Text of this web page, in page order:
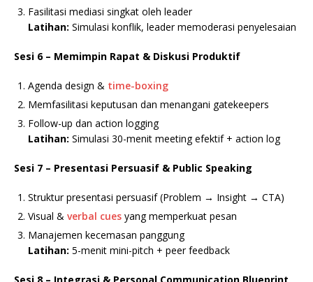
Fasilitasi mediasi singkat oleh leader
Latihan: Simulasi konflik, leader memoderasi penyelesaian
Sesi 6 – Memimpin Rapat & Diskusi Produktif
Agenda design & time-boxing
Memfasilitasi keputusan dan menangani gatekeepers
Follow-up dan action logging
Latihan: Simulasi 30-menit meeting efektif + action log
Sesi 7 – Presentasi Persuasif & Public Speaking
Struktur presentasi persuasif (Problem → Insight → CTA)
Visual & verbal cues yang memperkuat pesan
Manajemen kecemasan panggung
Latihan: 5-menit mini-pitch + peer feedback